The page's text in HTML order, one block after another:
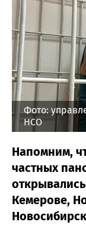
Фото:
НСО
Напомним,
частных
Кемерове,